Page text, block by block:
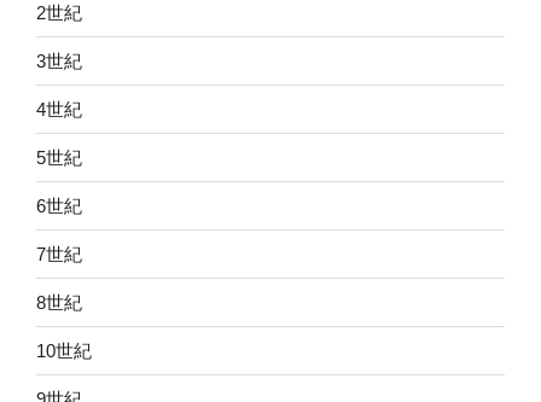
2世紀
3世紀
4世紀
5世紀
6世紀
7世紀
8世紀
10世紀